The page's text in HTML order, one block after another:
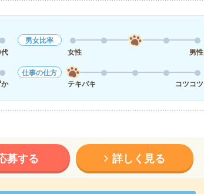
男女比率
女性
男性
か
仕事の仕方
テキパキ
コツコツ
募する 詳しく見る